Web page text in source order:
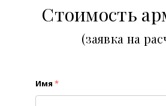
Стоимость
(заявка на
Имя *